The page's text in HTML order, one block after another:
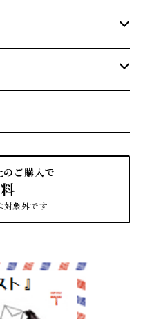
ご購入で
象外です